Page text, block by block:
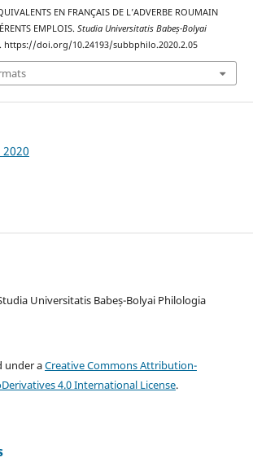
EN FRANÇAIS DE L’ADVERBE ROUMAIN
EMPLOIS. Studia Universitatis Babeș-Bolyai
https://doi.org/10.24193/subbphilo.2020.2.05
Universitatis Babeș-Bolyai Philologia
under aCreative Commons Attribution-
4.0 International License.